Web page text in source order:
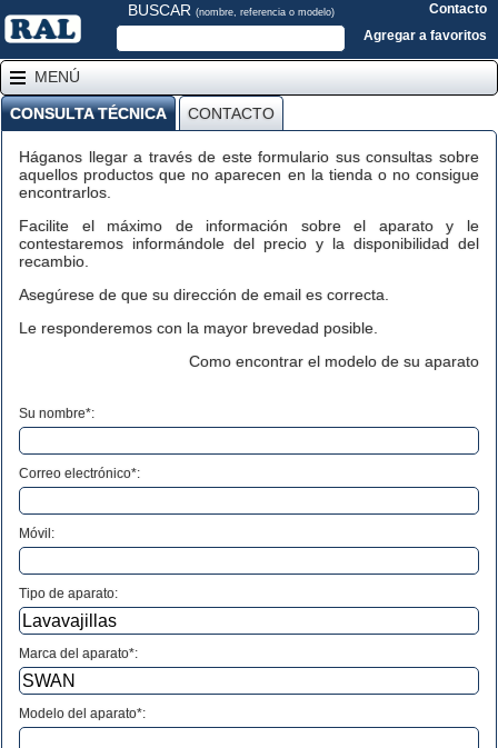
BUSCAR (nombre, referencia o modelo)
Contacto
Agregar a favoritos
MENÚ
CONSULTA TÉCNICA CONTACTO
Háganos llegar a través de este formulario sus consultas sobre
aquellos productos que no aparecen en la tienda o no consigue
encontrarlos.
Facilite el máximo de información sobre el aparato y le
contestaremos informándole del precio y la disponibilidad del
recambio.
Asegúrese de que su dirección de email es correcta.
Le responderemos con la mayor brevedad posible.
Como encontrar el modelo de su aparato
Su nombre*:
Correo electrónico*:
Móvil:
Tipo de aparato:
Marca del aparato*:
Modelo del aparato*: